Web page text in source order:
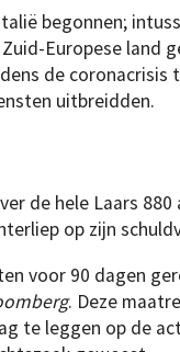
begonnen;
Europese land
de coronacrisis
uitbreidden.
de hele Laars
op zijn
voor 90 dagen
. Deze
te leggen op de